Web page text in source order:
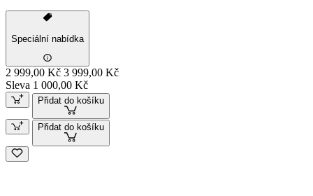
Speciální nabídka
2 999,00 Kč 3 999,00 Kč
Sleva 1 000,00 Kč
Přidat do košíku
Přidat do košíku